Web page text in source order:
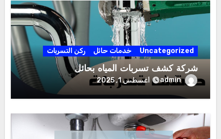
Uncategorized خدمات حائل ركن التسربات
شركة كشف تسربات المياه بحائل
admin أغسطس 1, 2025